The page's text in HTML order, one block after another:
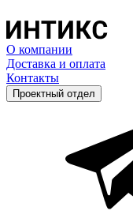
О компании
Доставка и оплата
Контакты
Проектный отдел